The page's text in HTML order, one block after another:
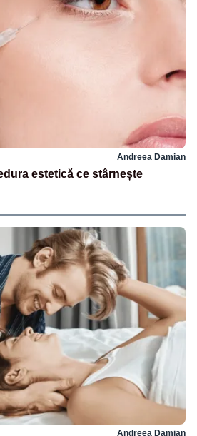
Andreea Damian
estetică ce stârnește
Andreea Damian